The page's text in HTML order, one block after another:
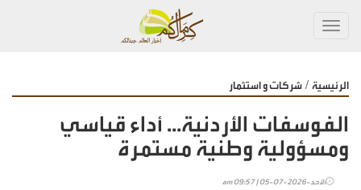
الرئيسية / شركات و استثمار
الفوسفات الأردنية… أداء قياسي
ومسؤولية وطنية مستمرة
الأحد-2026-07-05 | 09:57 am